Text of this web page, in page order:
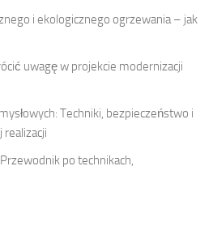
i ekologicznego ogrzewania – jak
uwagę w projekcie modernizacji
Techniki, bezpieczeństwo i
realizacji
po technikach,